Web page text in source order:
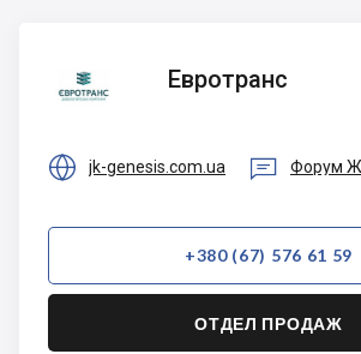
Евротранс
 jk-genesis.com.ua  Форум
+380 (67) 576 61 59
ОТДЕЛ ПРОДАЖ